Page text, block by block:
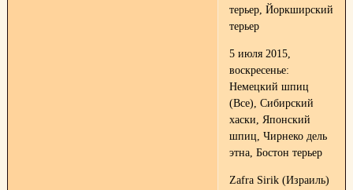
терьер, Йоркширский
терьер
5 июля 2015,
воскресенье:
Немецкий шпиц
(Все), Сибирский
хаски, Японский
шпиц, Чирнеко дель
этна, Бостон терьер
Zafra Sirik (Израиль)